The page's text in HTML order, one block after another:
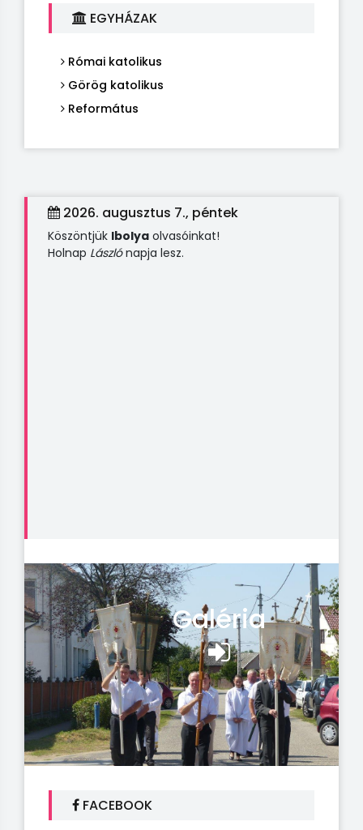
EGYHÁZAK
Római katolikus
Görög katolikus
Református
2026. augusztus 7., péntek
Köszöntjük Ibolya olvasóinkat!
Holnap Lászlónapja lesz.
Galéria
FACEBOOK